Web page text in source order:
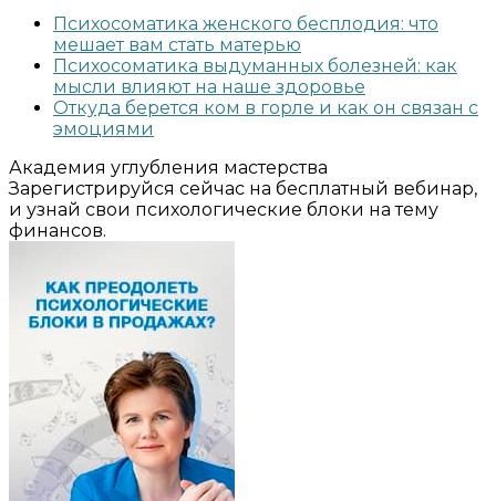
Психосоматика женского бесплодия: что
мешает вам стать матерью
Психосоматика выдуманных болезней: как
мысли влияют на наше здоровье
Откуда берется ком в горле и как он связан с
эмоциями
Академия углубления мастерства
Зарегистрируйся сейчас на бесплатный вебинар,
и узнай свои психологические блоки на тему
финансов.